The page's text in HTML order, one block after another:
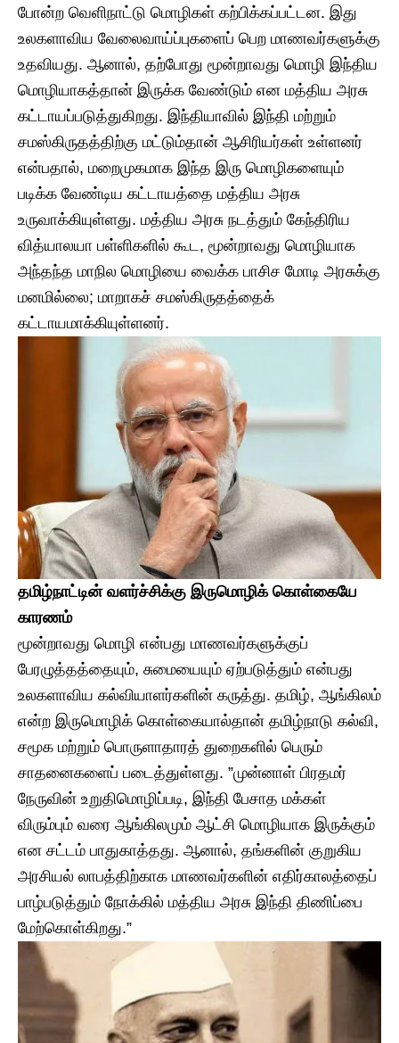
போன்ற வெளிநாட்டு மொழிகள் கற்பிக்கப்பட்டன. இது
உலகளாவிய வேலைவாய்ப்புகளைப் பெற மாணவர்களுக்கு
உதவியது. ஆனால், தற்போது மூன்றாவது மொழி இந்திய
மொழியாகத்தான் இருக்க வேண்டும் என மத்திய அரசு
கட்டாயப்படுத்துகிறது. இந்தியாவில் இந்தி மற்றும்
சமஸ்கிருதத்திற்கு மட்டும்தான் ஆசிரியர்கள் உள்ளனர்
என்பதால், மறைமுகமாக இந்த இரு மொழிகளையும்
படிக்க வேண்டிய கட்டாயத்தை மத்திய அரசு
உருவாக்கியுள்ளது. ​மத்திய அரசு நடத்தும் கேந்திரிய
வித்யாலயா பள்ளிகளில் கூட, மூன்றாவது மொழியாக
அந்தந்த மாநில மொழியை வைக்க பாசிச மோடி அரசுக்கு
மனமில்லை; மாறாகச் சமஸ்கிருதத்தைக்
கட்டாயமாக்கியுள்ளனர்.
​தமிழ்நாட்டின் வளர்ச்சிக்கு இருமொழிக் கொள்கையே
காரணம்
​மூன்றாவது மொழி என்பது மாணவர்களுக்குப்
பேரழுத்தத்தையும், சுமையையும் ஏற்படுத்தும் என்பது
உலகளாவிய கல்வியாளர்களின் கருத்து. தமிழ், ஆங்கிலம்
என்ற இருமொழிக் கொள்கையால்தான் தமிழ்நாடு கல்வி,
சமூக மற்றும் பொருளாதாரத் துறைகளில் பெரும்
சாதனைகளைப் படைத்துள்ளது. ​”முன்னாள் பிரதமர்
நேருவின் உறுதிமொழிப்படி, இந்தி பேசாத மக்கள்
விரும்பும் வரை ஆங்கிலமும் ஆட்சி மொழியாக இருக்கும்
என சட்டம் பாதுகாத்தது. ஆனால், தங்களின் குறுகிய
அரசியல் லாபத்திற்காக மாணவர்களின் எதிர்காலத்தைப்
பாழ்படுத்தும் நோக்கில் மத்திய அரசு இந்தி திணிப்பை
மேற்கொள்கிறது.”